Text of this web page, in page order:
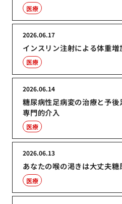
医療
インスリン注射による体重
2026.06.17
医療
糖尿病性足病変の治療と予
専門的介入
2026.06.14
医療
あなたの喉の渇きは大丈夫
2026.06.13
医療